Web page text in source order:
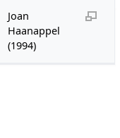
Joan
Haanappel
(1994)